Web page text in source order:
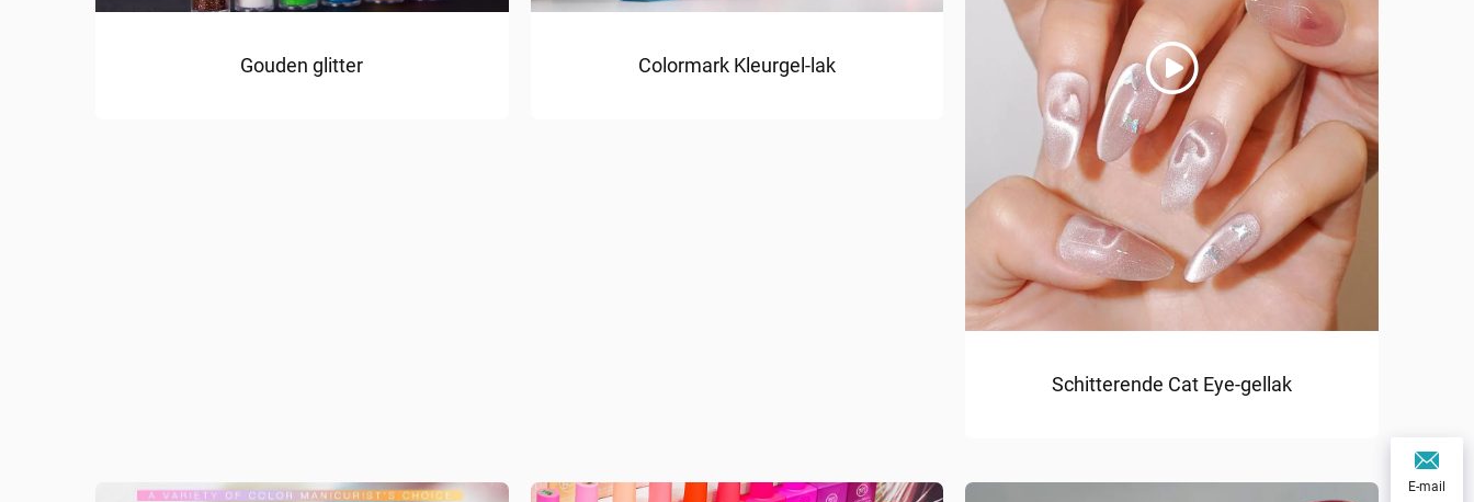
Gouden glitter Colormark Kleurgel-lak
Schitterende Cat Eye-gellak
E-mail